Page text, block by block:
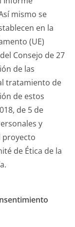
mismo se
en la
(UE)
Consejo de 27
de las
tratamiento de
de estos
de 5 de
y
proyecto
de Ética de la